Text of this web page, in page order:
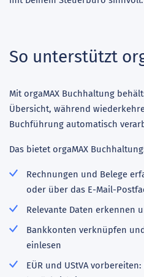
So unterstützt
Mit orgaMAX Buchhaltung
Übersicht, während
Buchführung automatisch
Das bietet orgaMAX
Rechnungen und Belege
oder über das E-Mail-
Relevante Daten erkennen
Bankkonten verknüpfen
einlesen
EÜR und UStVA